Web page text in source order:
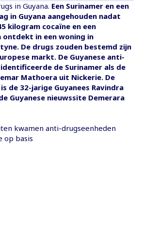
in Guyana. Een Surinamer en een
in Guyana aangehouden nadat
kilogram cocaïne en een
ontdekt in een woning in
De drugs zouden bestemd zijn
markt. De Guyanese anti-
de Surinamer als de
Mathoera uit Nickerie. De
de 32-jarige Guyanees Ravindra
Guyanese nieuwssite Demerara
kwamen anti-drugseenheden
op basis